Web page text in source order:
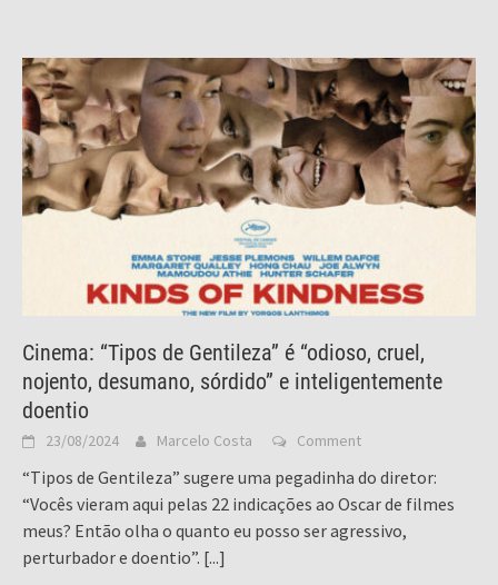
Cinema: “Tipos de Gentileza” é “odioso, cruel,
nojento, desumano, sórdido” e inteligentemente
doentio
23/08/2024 Marcelo Costa Comment
“Tipos de Gentileza” sugere uma pegadinha do diretor:
“Vocês vieram aqui pelas 22 indicações ao Oscar de filmes
meus? Então olha o quanto eu posso ser agressivo,
perturbador e doentio”. [...]